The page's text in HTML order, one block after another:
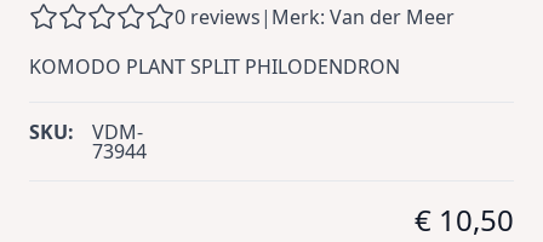
0 reviews| Merk: Van der Meer
KOMODO PLANT SPLIT PHILODENDRON
SKU: VDM-
73944
€ 10,50